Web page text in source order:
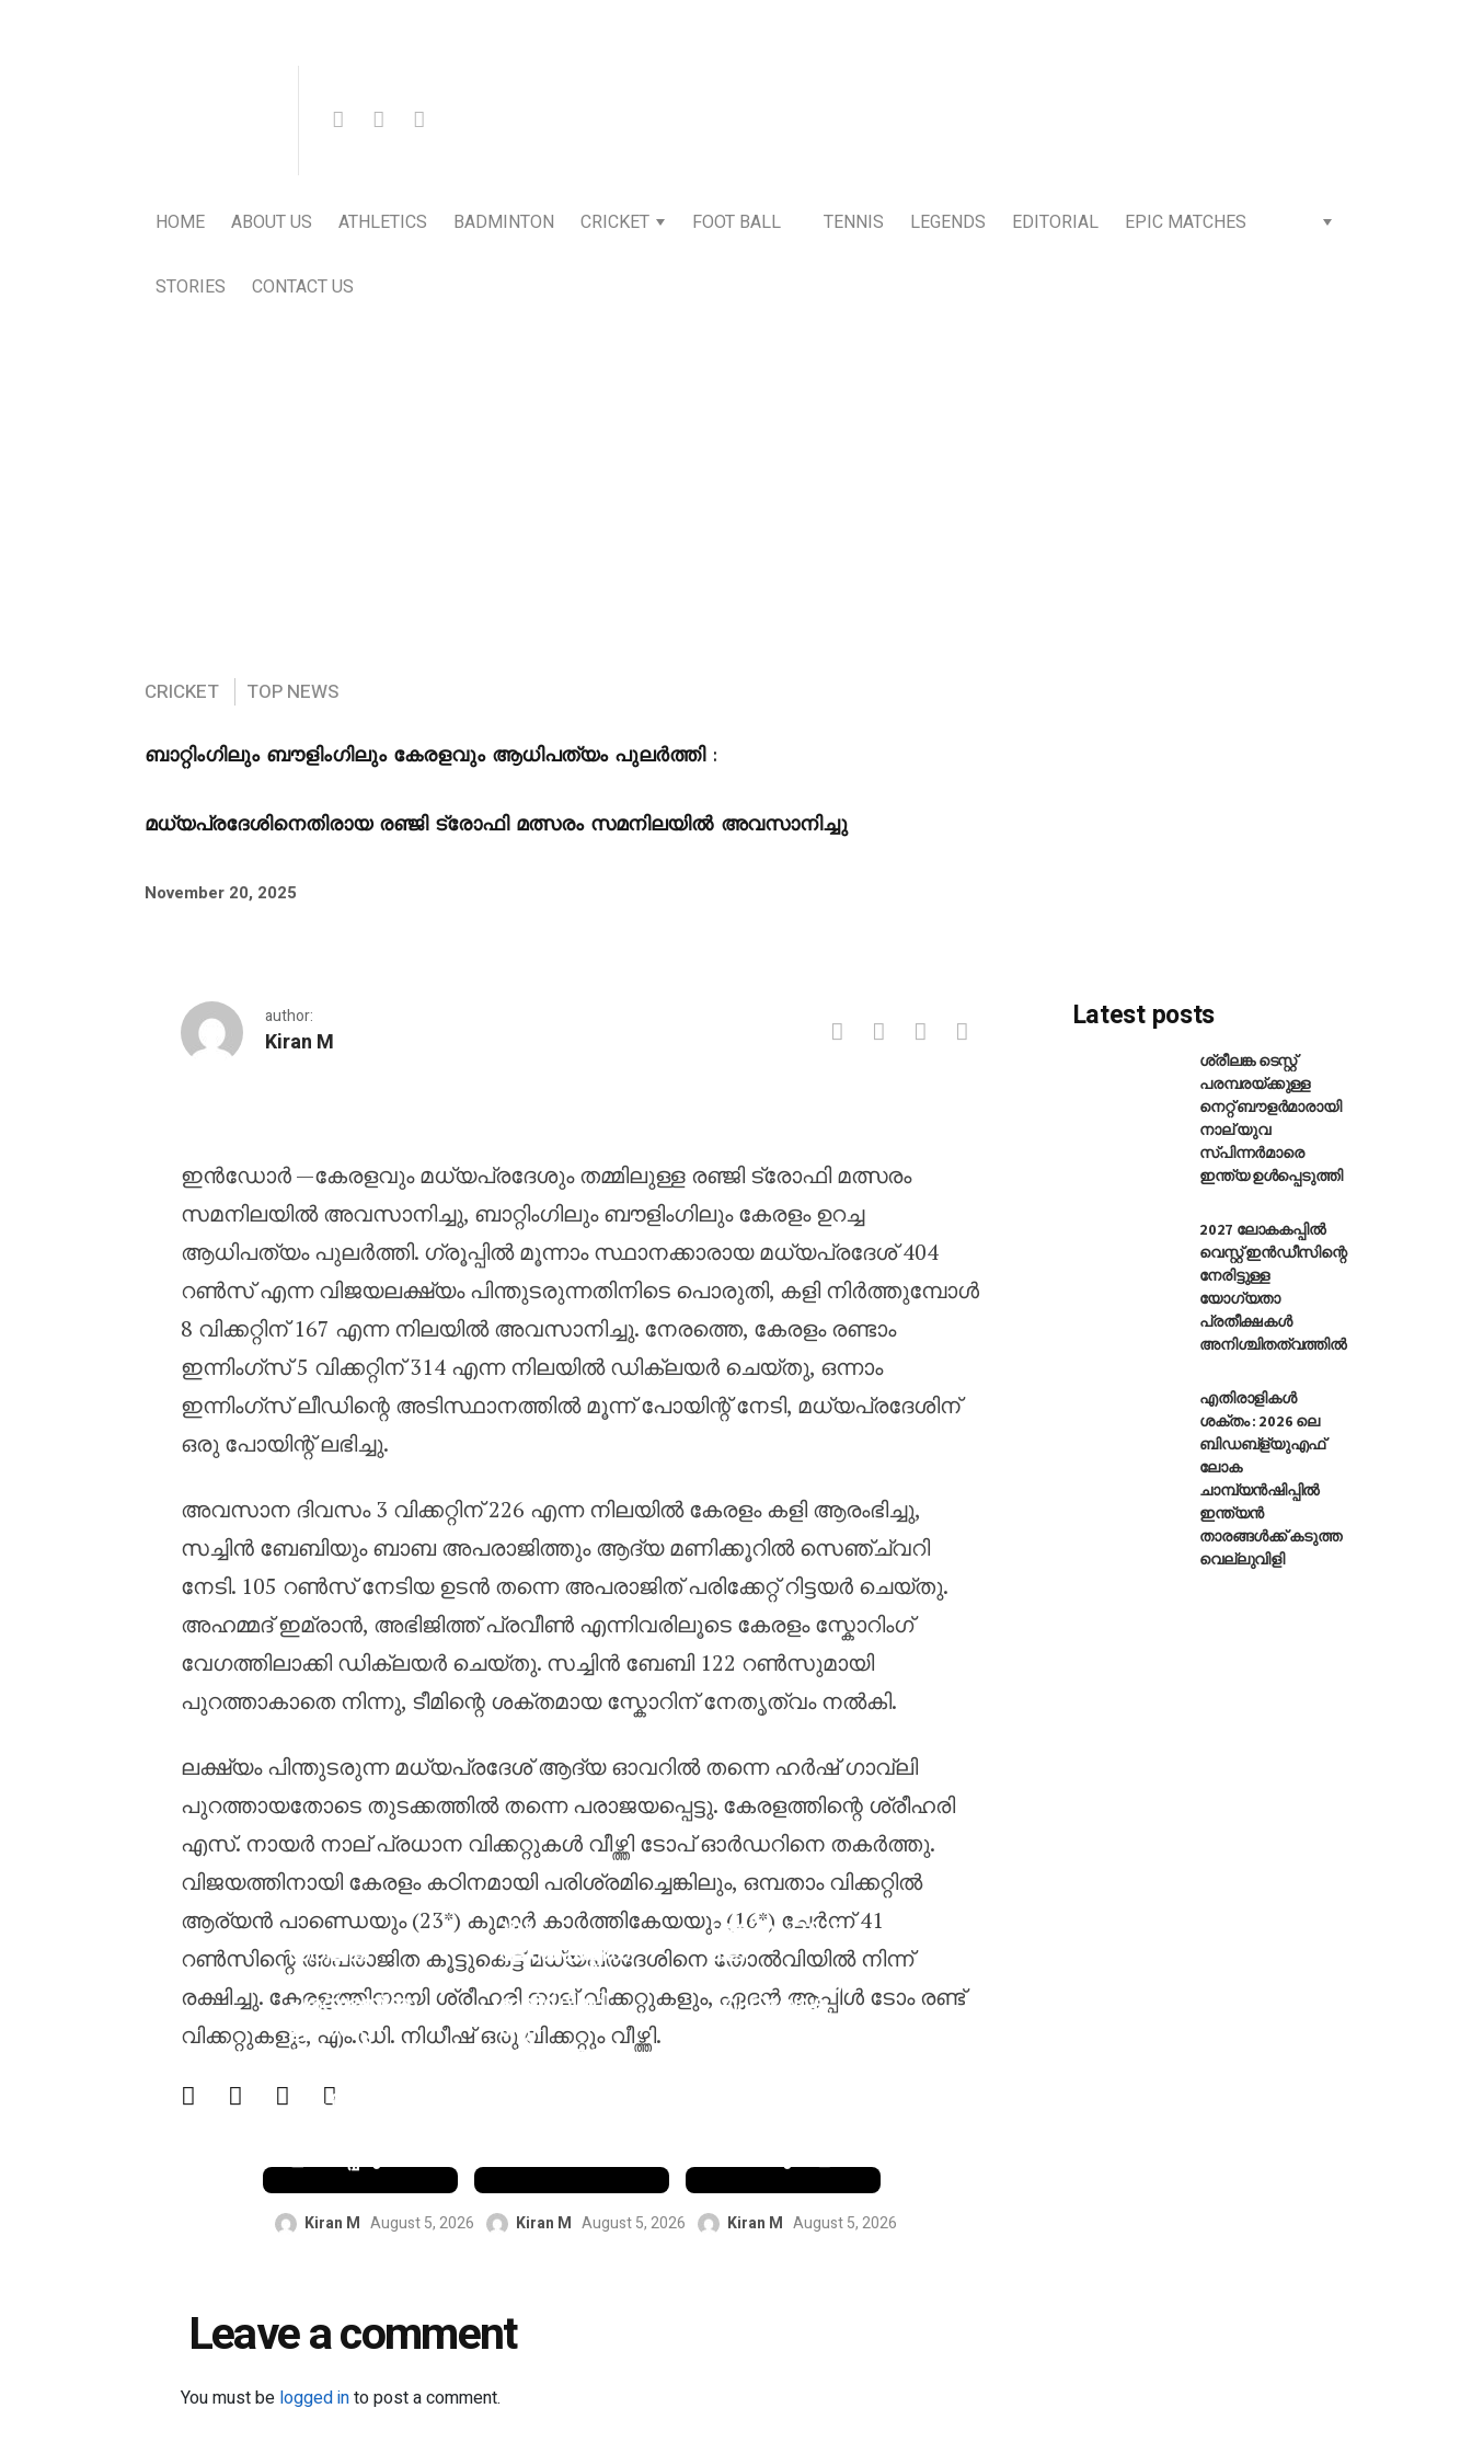
HOME ABOUT US ATHLETICS BADMINTON CRICKET FOOT BALL TENNIS LEGENDS EDITORIAL EPIC MATCHES
STORIES CONTACT US
CRICKET TOP NEWS
ബാറ്റിംഗിലും ബൗളിംഗിലും കേരളവും ആധിപത്യം പുലർത്തി :
മധ്യപ്രദേശിനെതിരായ രഞ്ജി ട്രോഫി മത്സരം സമനിലയിൽ അവസാനിച്ചു
November 20, 2025
author:
Kiran M
ബാറ്റിംഗിലും ബൗളിംഗിലും കേരളവും ആധിപത്യം പുലർത്തി : മധ്യപ്രദേശിനെതിരായ
ഇൻഡോർ —കേരളവും മധ്യപ്രദേശും തമ്മിലുള്ള രഞ്ജി ട്രോഫി മത്സരം
സമനിലയിൽ അവസാനിച്ചു, ബാറ്റിംഗിലും ബൗളിംഗിലും കേരളം ഉറച്ച
ആധിപത്യം പുലർത്തി. ഗ്രൂപ്പിൽ മൂന്നാം സ്ഥാനക്കാരായ മധ്യപ്രദേശ് 404
റൺസ് എന്ന വിജയലക്ഷ്യം പിന്തുടരുന്നതിനിടെ പൊരുതി, കളി നിർത്തുമ്പോൾ
8 വിക്കറ്റിന് 167 എന്ന നിലയിൽ അവസാനിച്ചു. നേരത്തെ, കേരളം രണ്ടാം
ഇന്നിംഗ്സ് 5 വിക്കറ്റിന് 314 എന്ന നിലയിൽ ഡിക്ലയർ ചെയ്തു, ഒന്നാം
ഇന്നിംഗ്സ് ലീഡിന്റെ അടിസ്ഥാനത്തിൽ മൂന്ന് പോയിന്റ് നേടി, മധ്യപ്രദേശിന്
ഒരു പോയിന്റ് ലഭിച്ചു.
അവസാന ദിവസം 3 വിക്കറ്റിന് 226 എന്ന നിലയിൽ കേരളം കളി ആരംഭിച്ചു,
സച്ചിൻ ബേബിയും ബാബ അപരാജിത്തും ആദ്യ മണിക്കൂറിൽ സെഞ്ച്വറി
നേടി. 105 റൺസ് നേടിയ ഉടൻ തന്നെ അപരാജിത് പരിക്കേറ്റ് റിട്ടയർ ചെയ്തു.
അഹമ്മദ് ഇമ്രാൻ, അഭിജിത്ത് പ്രവീൺ എന്നിവരിലൂടെ കേരളം സ്കോറിംഗ്
വേഗത്തിലാക്കി ഡിക്ലയർ ചെയ്തു. സച്ചിൻ ബേബി 122 റൺസുമായി
പുറത്താകാതെ നിന്നു, ടീമിന്റെ ശക്തമായ സ്കോറിന് നേതൃത്വം നൽകി.
ലക്ഷ്യം പിന്തുടരുന്ന മധ്യപ്രദേശ് ആദ്യ ഓവറിൽ തന്നെ ഹർഷ് ഗാവ്‌ലി
പുറത്തായതോടെ തുടക്കത്തിൽ തന്നെ പരാജയപ്പെട്ടു. കേരളത്തിന്റെ ശ്രീഹരി
എസ്. നായർ നാല് പ്രധാന വിക്കറ്റുകൾ വീഴ്ത്തി ടോപ് ഓർഡറിനെ തകർത്തു.
വിജയത്തിനായി കേരളം കഠിനമായി പരിശ്രമിച്ചെങ്കിലും, ഒമ്പതാം വിക്കറ്റിൽ
ആര്യൻ പാണ്ഡെയും (23*) കുമാർ കാർത്തികേയയും (16*) ചേർന്ന് 41
റൺസിന്റെ അപരാജിത കൂട്ടുകെട്ട് മധ്യപ്രദേശിനെ തോൽവിയിൽ നിന്ന്
രക്ഷിച്ചു. കേരളത്തിനായി ശ്രീഹരി നാല് വിക്കറ്റുകളും, ഏദൻ ആപ്പിൾ ടോം രണ്ട്
വിക്കറ്റുകളും, എം.ഡി. നിധീഷ് ഒരു വിക്കറ്റും വീഴ്ത്തി.
ശ്രീലങ്ക
ടെസ്റ്റ്
പരമ്പരയ്ക്കു
ള്ള നെറ്റ്
ബൗളർമാരാ
സ്പിന്നർമാ
Kiran M August 5, 2026
2027
ലോകകപ്പിൽ
വെസ്റ്റ്
ഇൻഡീസി
ന്റെ
നേരിട്ടുള്ള
Kiran M August 5, 2026
എതിരാളികൾ
ശക്തം : 2026
ലെ
എഫ് ലോക
Kiran M August 5, 2026
Leave a comment
You must be logged into post a comment.
Latest posts
ശ്രീലങ്ക ടെസ്റ്റ്
പരമ്പരയ്ക്കുള്ള
നെറ്റ് ബൗളർമാരായി
നാല് യുവ
സ്പിന്നർമാരെ
ഇന്ത്യ ഉൾപ്പെടുത്തി
2027 ലോകകപ്പിൽ
വെസ്റ്റ് ഇൻഡീസിന്റെ
നേരിട്ടുള്ള
യോഗ്യതാ
പ്രതീക്ഷകൾ
അനിശ്ചിതത്വത്തിൽ
എതിരാളികൾ
ശക്തം : 2026 ലെ
ബിഡബ്ള്യുഎഫ്
ലോക
ചാമ്പ്യൻഷിപ്പിൽ
ഇന്ത്യൻ
താരങ്ങൾക്ക് കടുത്ത
വെല്ലുവിളി